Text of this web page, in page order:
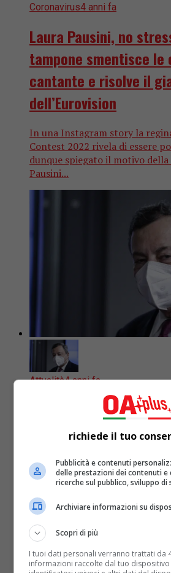
Coronavirus4 anni fa
Laura Pausini, no
tampone smentisce le
cantante e risolve il
dell’Eurovision
In una Instagram story la
Contest 2022 rivela di essere
dunque spiegato il motivo della
Pausini...
Attualità4 anni fa
Draghi è positivo al
partecipare alle
in Congo e Angola
Il presidente del Consiglio,
positivo al Covid-19. La notizia
Palazzo Chigi. Il presidente del
asintomatico, ma...
richiede il tuo
Pubblicità e contenuti
delle prestazioni dei contenuti e
ricerche sul pubblico, sviluppo di
Archiviare informazioni su
Scopri di più
I tuoi dati personali verranno trattati da
informazioni raccolte dal tuo dispositivo